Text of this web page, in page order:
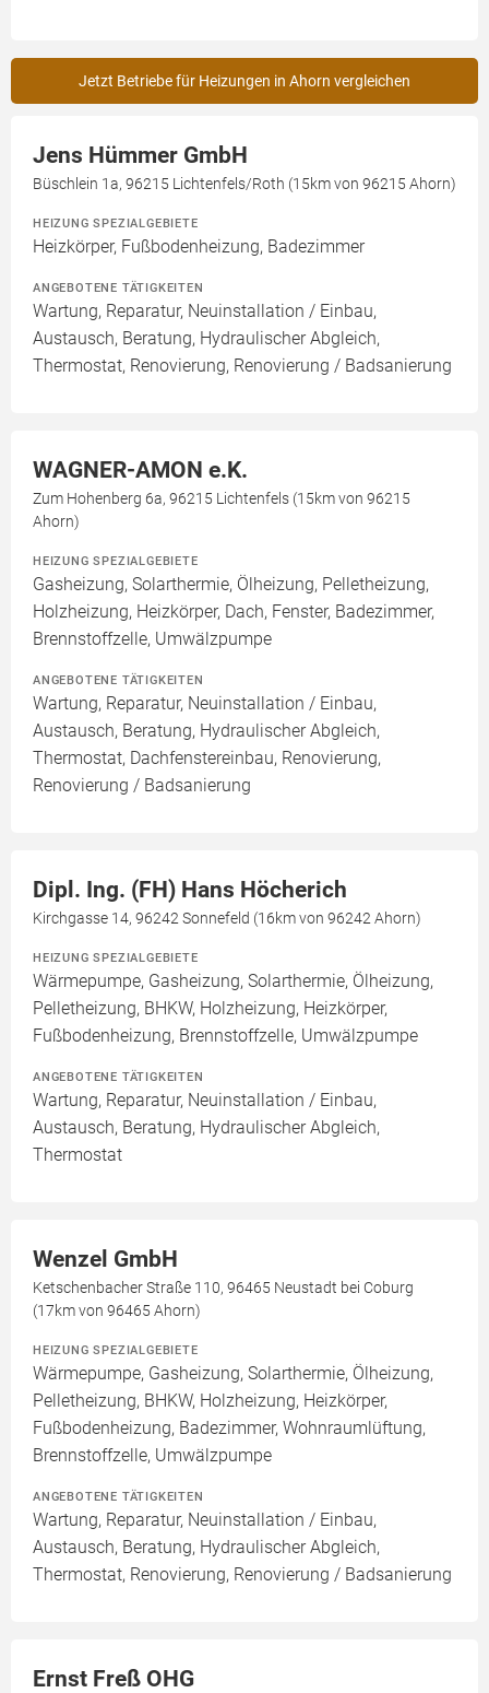
Jetzt Betriebe für Heizungen in Ahorn vergleichen
Jens Hümmer GmbH
Büschlein 1a, 96215 Lichtenfels/Roth (15km von 96215 Ahorn)
HEIZUNG SPEZIALGEBIETE
Heizkörper, Fußbodenheizung, Badezimmer
ANGEBOTENE TÄTIGKEITEN
Wartung, Reparatur, Neuinstallation / Einbau,
Austausch, Beratung, Hydraulischer Abgleich,
Thermostat, Renovierung, Renovierung / Badsanierung
WAGNER-AMON e.K.
Zum Hohenberg 6a, 96215 Lichtenfels (15km von 96215
Ahorn)
HEIZUNG SPEZIALGEBIETE
Gasheizung, Solarthermie, Ölheizung, Pelletheizung,
Holzheizung, Heizkörper, Dach, Fenster, Badezimmer,
Brennstoffzelle, Umwälzpumpe
ANGEBOTENE TÄTIGKEITEN
Wartung, Reparatur, Neuinstallation / Einbau,
Austausch, Beratung, Hydraulischer Abgleich,
Thermostat, Dachfenstereinbau, Renovierung,
Renovierung / Badsanierung
Dipl. Ing. (FH) Hans Höcherich
Kirchgasse 14, 96242 Sonnefeld (16km von 96242 Ahorn)
HEIZUNG SPEZIALGEBIETE
Wärmepumpe, Gasheizung, Solarthermie, Ölheizung,
Pelletheizung, BHKW, Holzheizung, Heizkörper,
Fußbodenheizung, Brennstoffzelle, Umwälzpumpe
ANGEBOTENE TÄTIGKEITEN
Wartung, Reparatur, Neuinstallation / Einbau,
Austausch, Beratung, Hydraulischer Abgleich,
Thermostat
Wenzel GmbH
Ketschenbacher Straße 110, 96465 Neustadt bei Coburg
(17km von 96465 Ahorn)
HEIZUNG SPEZIALGEBIETE
Wärmepumpe, Gasheizung, Solarthermie, Ölheizung,
Pelletheizung, BHKW, Holzheizung, Heizkörper,
Fußbodenheizung, Badezimmer, Wohnraumlüftung,
Brennstoffzelle, Umwälzpumpe
ANGEBOTENE TÄTIGKEITEN
Wartung, Reparatur, Neuinstallation / Einbau,
Austausch, Beratung, Hydraulischer Abgleich,
Thermostat, Renovierung, Renovierung / Badsanierung
Ernst Freß OHG